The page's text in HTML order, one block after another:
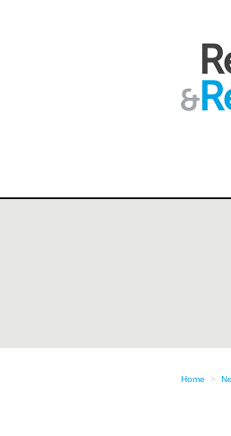
Home >